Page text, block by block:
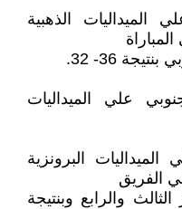
الذهبية
36- 32.
علي الميداليات
البرونزية
الفريق
والرابع وبنتيجة